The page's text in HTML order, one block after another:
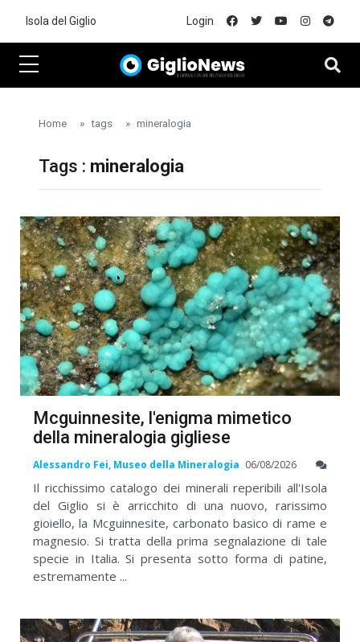
Isola del Giglio Login
Home tags mineralogia
Tags : mineralogia
Mcguinnesite, l'enigma mimetico
della mineralogia gigliese
Alessandro Fei, Museo della Mineralogia 06/08/2026
Il ricchissimo catalogo dei minerali reperibili all'Isola
del Giglio si è arricchito di una nuovo, rarissimo
gioiello, la Mcguinnesite, carbonato basico di rame e
magnesio. Si tratta della prima segnalazione di tale
specie in Italia. Si presenta sotto forma di patine,
estremamente ...